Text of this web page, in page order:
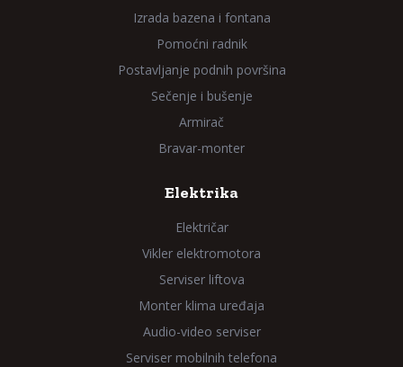
Izrada bazena i fontana
Pomoćni radnik
Postavljanje podnih površina
Sečenje i bušenje
Armirač
Bravar-monter
Elektrika
Električar
Vikler elektromotora
Serviser liftova
Monter klima uređaja
Audio-video serviser
Serviser mobilnih telefona